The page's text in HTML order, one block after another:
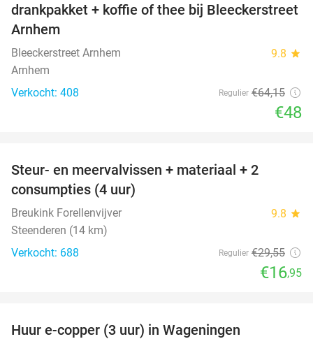
drankpakket + koffie of thee bij Bleeckerstreet
Arnhem
Bleeckerstreet Arnhem 9.8 star
Arnhem
Verkocht: 408
Regulier €64,15
€48
Steur- en meervalvissen + materiaal + 2
consumpties (4 uur)
Breukink Forellenvijver 9.8 star
Steenderen (14 km)
Verkocht: 688
Regulier €29,55
€16,95
Huur e-copper (3 uur) in Wageningen